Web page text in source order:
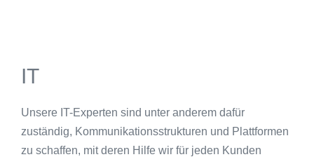
IT
Unsere IT-Experten sind unter anderem dafür
zuständig, Kommunikationsstrukturen und Plattformen
zu schaffen, mit deren Hilfe wir für jeden Kunden